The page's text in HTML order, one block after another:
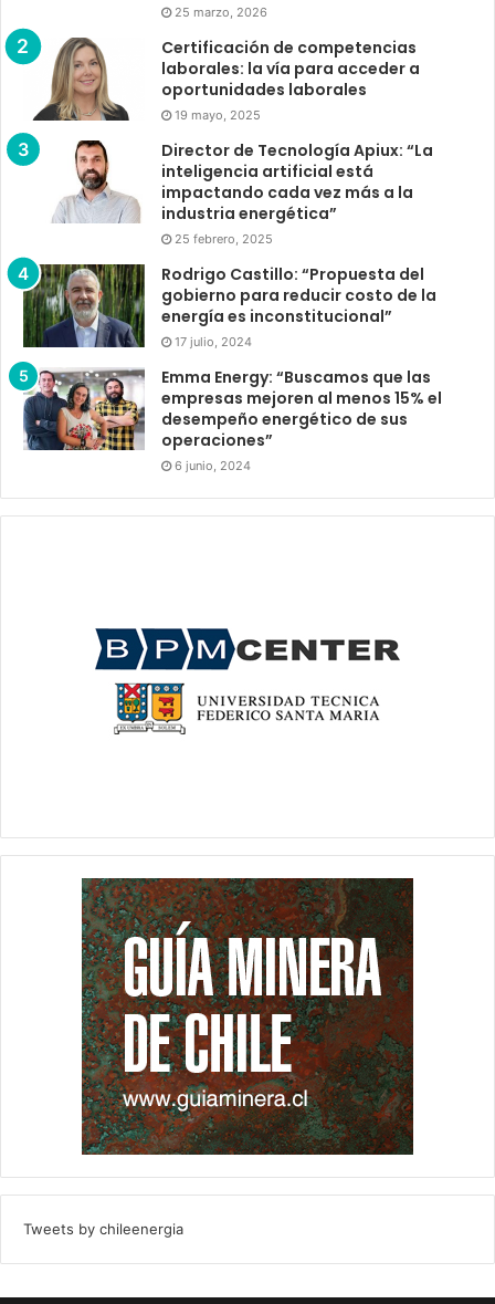
25 marzo, 2026
Certificación de competencias
laborales: la vía para acceder a
oportunidades laborales
19 mayo, 2025
Director de Tecnología Apiux: “La
inteligencia artificial está
impactando cada vez más a la
industria energética”
25 febrero, 2025
Rodrigo Castillo: “Propuesta del
gobierno para reducir costo de la
energía es inconstitucional”
17 julio, 2024
Emma Energy: “Buscamos que las
empresas mejoren al menos 15% el
desempeño energético de sus
operaciones”
6 junio, 2024
Tweets by chileenergia